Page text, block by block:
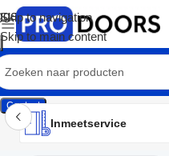
Skip to navigation
Skip to main content
Contact
Inmeetservice
Montageservice
Advies op maat
Showroom
Inmeetservice